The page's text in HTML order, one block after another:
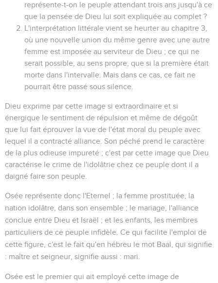
représente-t-on le peuple attendant trois ans jusqu'à ce
que la pensée de Dieu lui soit expliquée au complet ?
L'interprétation littérale vient se heurter au chapitre 3,
où une nouvelle union du même genre avec une autre
femme est imposée au serviteur de Dieu ; ce qui ne
serait possible, au sens propre, que si la première était
morte dans l'intervalle. Mais dans ce cas, ce fait ne
pourrait être passé sous silence.
Dieu exprime par cette image si extraordinaire et si
énergique le sentiment de répulsion et même de dégoût
que lui fait éprouver la vue de l'état moral du peuple avec
lequel il a contracté alliance. Son péché prend le caractère
de la plus odieuse impureté ; c'est par cette image que Dieu
caractérise le crime de l'idolâtrie chez ce peuple dont il a
daigné faire son peuple.
Osée représente donc l'Eternel ; la femme prostituée, la
nation idolâtre, dans son ensemble ; le mariage, l'alliance
conclue entre Dieu et Israël ; et les enfants, les membres
particuliers de ce peuple infidèle. Ce qui facilite l'emploi de
cette figure, c'est le fait qu'en hébreu le mot Baal , qui signifie
: maître et seigneur, signifie aussi : mari.
Osée est le premier qui ait employé cette image de